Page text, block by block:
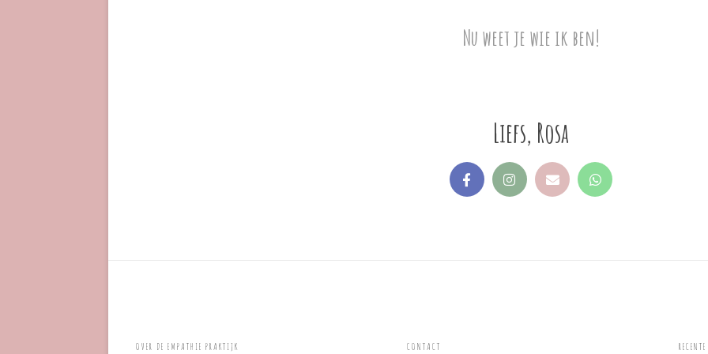
Nu weet je wie ik ben!
Liefs, Rosa
OVER DE EMPATHIE PRAKTIJK CONTACT